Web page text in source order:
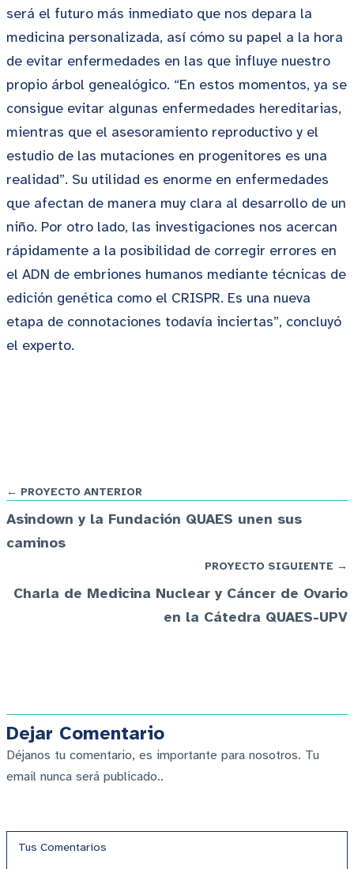
será el futuro más inmediato que nos depara la
medicina personalizada, así cómo su papel a la hora
de evitar enfermedades en las que influye nuestro
propio árbol genealógico. “En estos momentos, ya se
consigue evitar algunas enfermedades hereditarias,
mientras que el asesoramiento reproductivo y el
estudio de las mutaciones en progenitores es una
realidad”. Su utilidad es enorme en enfermedades
que afectan de manera muy clara al desarrollo de un
niño. Por otro lado, las investigaciones nos acercan
rápidamente a la posibilidad de corregir errores en
el ADN de embriones humanos mediante técnicas de
edición genética como el CRISPR. Es una nueva
etapa de connotaciones todavía inciertas”, concluyó
el experto.
← PROYECTO ANTERIOR
Asindown y la Fundación QUAES unen sus
caminos
PROYECTO SIGUIENTE →
Charla de Medicina Nuclear y Cáncer de Ovario
en la Cátedra QUAES-UPV
Dejar Comentario
Déjanos tu comentario, es importante para nosotros. Tu
email nunca será publicado..